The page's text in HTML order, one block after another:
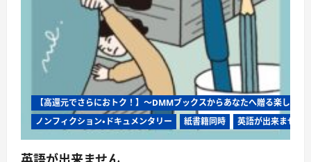
【高還元でさらにおトク！】〜DMMブックスからあなたへ贈る楽しさ満
ノンフィクション・ドキュメンタリー
紙書籍同時 英語が出来ません